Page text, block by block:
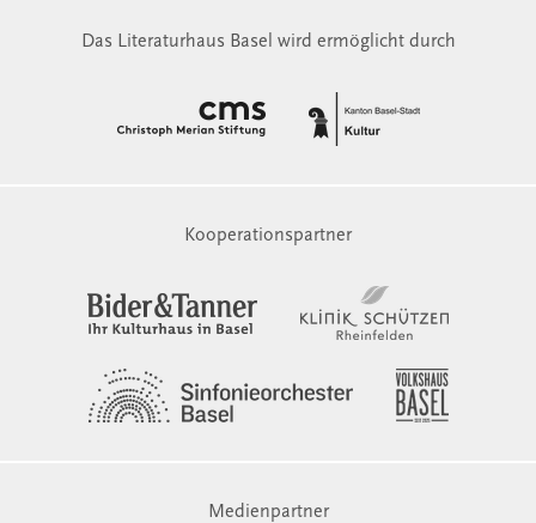
Das Literaturhaus Basel wird ermöglicht durch
Kooperationspartner
Medienpartner